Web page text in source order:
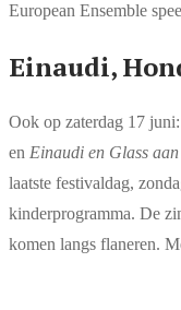
European Ensemble
Einaudi,
Ook op zaterdag 17 juni:
en Einaudi en Glass aan
laatste festivaldag,
kinderprogramma. De
komen langs flaneren.